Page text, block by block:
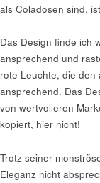
als Coladosen sind,
Das Design finde ich
ansprechend und
rote Leuchte, die
ansprechend. Das
von wertvolleren
kopiert, hier nicht!
Trotz seiner
Eleganz nicht